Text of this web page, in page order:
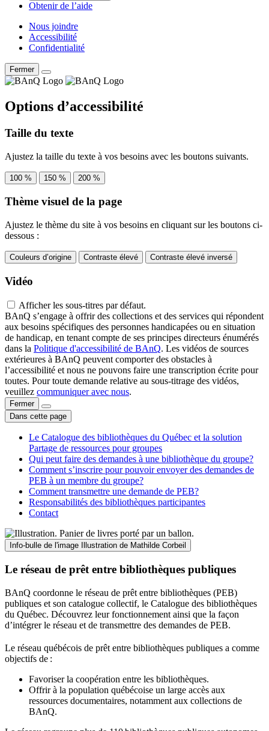
Obtenir de l’aide
Nous joindre
Accessibilité
Confidentialité
Fermer
Options d’accessibilité
Taille du texte
Ajustez la taille du texte à vos besoins avec les boutons suivants.
100 % 150 % 200 %
Thème visuel de la page
Ajustez le thème du site à vos besoins en cliquant sur les boutons ci-
dessous :
Couleurs d’origine Contraste élevé Contraste élevé inversé
Vidéo
Afficher les sous-titres par défaut.
BAnQ s’engage à offrir des collections et des services qui répondent
aux besoins spécifiques des personnes handicapées ou en situation
de handicap, en tenant compte de ses principes directeurs énumérés
dans la Politique d'accessibilité de BAnQ. Les vidéos de sources
extérieures à BAnQ peuvent comporter des obstacles à
l’accessibilité et nous ne pouvons faire une transcription écrite pour
toutes. Pour toute demande relative au sous-titrage des vidéos,
veuillez communiquer avec nous.
Fermer
Dans cette page
Le Catalogue des bibliothèques du Québec et la solution
Partage de ressources pour groupes
Qui peut faire des demandes à une bibliothèque du groupe?
Comment s’inscrire pour pouvoir envoyer des demandes de
PEB à un membre du groupe?
Comment transmettre une demande de PEB?
Responsabilités des bibliothèques participantes
Contact
Info-bulle de l'image Illustration de Mathilde Corbeil
Le réseau de prêt entre bibliothèques publiques
BAnQ coordonne le réseau de prêt entre bibliothèques (PEB)
publiques et son catalogue collectif, le Catalogue des bibliothèques
du Québec. Découvrez leur fonctionnement ainsi que la façon
d’intégrer le réseau et de transmettre des demandes de PEB.
Le réseau québécois de prêt entre bibliothèques publiques a comme
objectifs de :
Favoriser la coopération entre les bibliothèques.
Offrir à la population québécoise un large accès aux
ressources documentaires, notamment aux collections de
BAnQ.